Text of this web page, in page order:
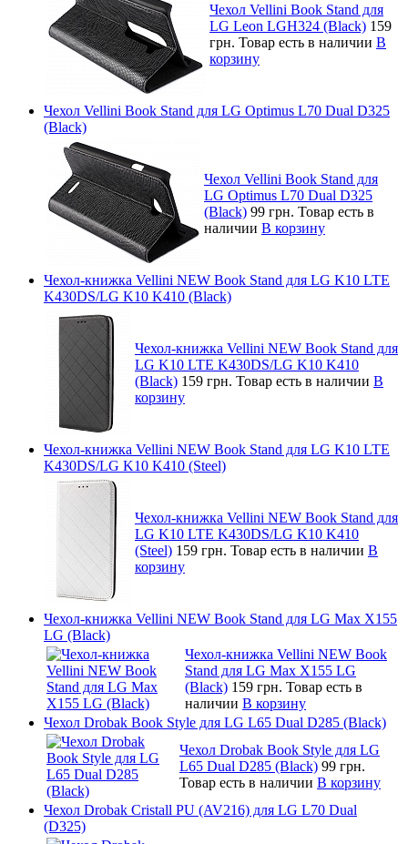
Чехол Vellini Book Stand для
LG Leon LGH324 (Black) 159
грн. Товар есть в наличии В
корзину
Чехол Vellini Book Stand для LG Optimus L70 Dual D325
(Black)
Чехол Vellini Book Stand для
LG Optimus L70 Dual D325
(Black) 99 грн. Товар есть в
наличии В корзину
Чехол-книжка Vellini NEW Book Stand для LG K10 LTE
K430DS/LG K10 K410 (Black)
Чехол-книжка Vellini NEW Book Stand для
LG K10 LTE K430DS/LG K10 K410
(Black) 159 грн. Товар есть в наличии В
корзину
Чехол-книжка Vellini NEW Book Stand для LG K10 LTE
K430DS/LG K10 K410 (Steel)
Чехол-книжка Vellini NEW Book Stand для
LG K10 LTE K430DS/LG K10 K410
(Steel) 159 грн. Товар есть в наличии В
корзину
Чехол-книжка Vellini NEW Book Stand для LG Max X155
LG (Black)
Чехол-книжка Vellini NEW Book
Stand для LG Max X155 LG
(Black) 159 грн. Товар есть в
наличии В корзину
Чехол Drobak Book Style для LG L65 Dual D285 (Black)
Чехол Drobak Book Style для LG
L65 Dual D285 (Black) 99 грн.
Товар есть в наличии В корзину
Чехол Drobak Cristall PU (AV216) для LG L70 Dual
(D325)